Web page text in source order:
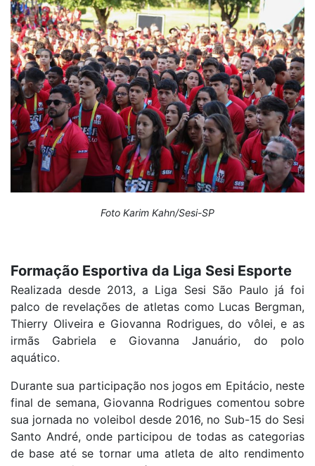
Foto Karim Kahn/Sesi-SP
Formação Esportiva da Liga Sesi Esporte
Realizada desde 2013, a Liga Sesi São Paulo já foi
palco de revelações de atletas como Lucas Bergman,
Thierry Oliveira e Giovanna Rodrigues, do vôlei, e as
irmãs Gabriela e Giovanna Januário, do polo
aquático.
Durante sua participação nos jogos em Epitácio, neste
final de semana, Giovanna Rodrigues comentou sobre
sua jornada no voleibol desde 2016, no Sub-15 do Sesi
Santo André, onde participou de todas as categorias
de base até se tornar uma atleta de alto rendimento